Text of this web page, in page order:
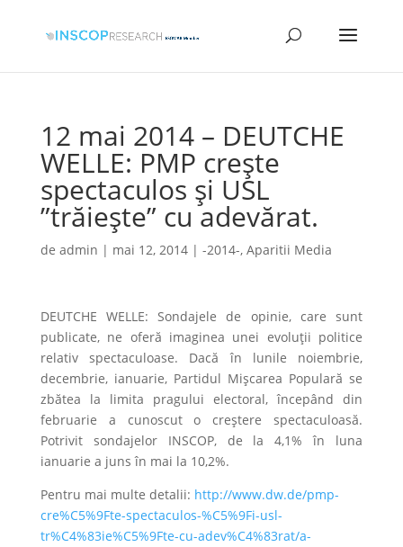
12 mai 2014 – DEUTCHE
WELLE: PMP creşte
spectaculos şi USL
”trăieşte” cu adevărat.
de admin | mai 12, 2014| -2014-, Aparitii Media
DEUTCHE WELLE: Sondajele de opinie, care sunt
publicate, ne oferă imaginea unei evoluţii politice
relativ spectaculoase. Dacă în lunile noiembrie,
decembrie, ianuarie, Partidul Mişcarea Populară se
zbătea la limita pragului electoral, începând din
februarie a cunoscut o creştere spectaculoasă.
Potrivit sondajelor INSCOP, de la 4,1% în luna
ianuarie a juns în mai la 10,2%.
Pentru mai multe detalii: http://www.dw.de/pmp-
cre%C5%9Fte-spectaculos-%C5%9Fi-usl-
tr%C4%83ie%C5%9Fte-cu-adev%C4%83rat/a-